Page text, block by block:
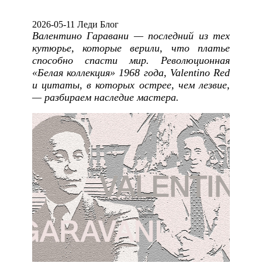
2026-05-11 Леди Блог
Валентино Гаравани — последний из тех
кутюрье, которые верили, что платье
способно спасти мир. Революционная
«Белая коллекция» 1968 года, Valentino Red
и цитаты, в которых острее, чем лезвие,
— разбираем наследие мастера.